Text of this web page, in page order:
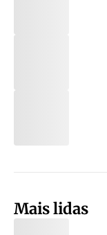
Mais lidas